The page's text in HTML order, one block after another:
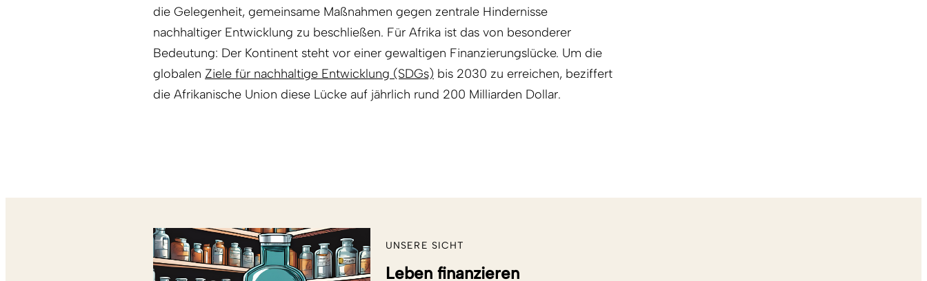
die Gelegenheit, gemeinsame Maßnahmen gegen zentrale Hindernisse
nachhaltiger Entwicklung zu beschließen. Für Afrika ist das von besonderer
Bedeutung: Der Kontinent steht vor einer gewaltigen Finanzierungslücke. Um die
globalen Ziele für nachhaltige Entwicklung (SDGs) bis 2030 zu erreichen, beziffert
die Afrikanische Union diese Lücke auf jährlich rund 200 Milliarden Dollar.
UNSERE SICHT
Leben finanzieren